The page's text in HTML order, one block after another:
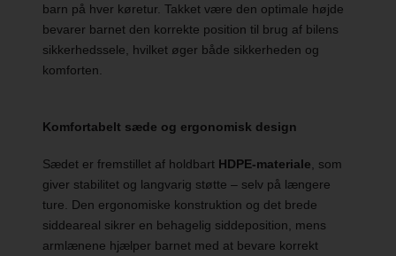
barn på hver køretur. Takket være den optimale højde
bevarer barnet den korrekte position til brug af bilens
sikkerhedssele, hvilket øger både sikkerheden og
komforten.
Komfortabelt sæde og ergonomisk design
Sædet er fremstillet af holdbart HDPE-materiale , som
giver stabilitet og langvarig støtte – selv på længere
ture. Den ergonomiske konstruktion og det brede
siddeareal sikrer en behagelig siddeposition, mens
armlænene hjælper barnet med at bevare korrekt